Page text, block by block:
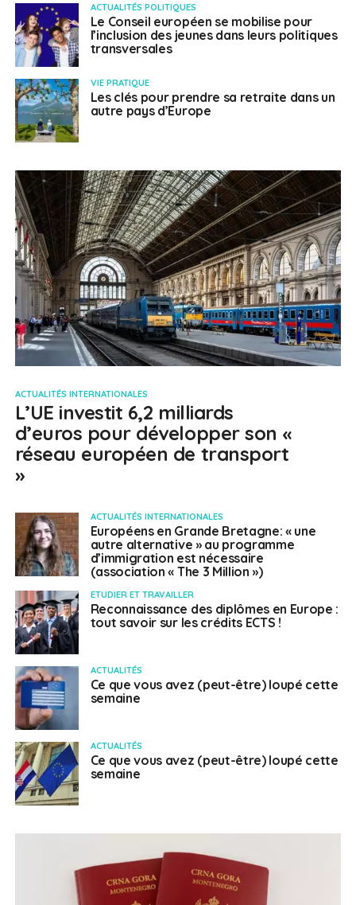
ACTUALITÉS POLITIQUES
Le Conseil européen se mobilise pour
l’inclusion des jeunes dans leurs politiques
transversales
VIE PRATIQUE
Les clés pour prendre sa retraite dans un
autre pays d’Europe
ACTUALITÉS INTERNATIONALES
L’UE investit 6,2 milliards
d’euros pour développer son «
réseau européen de transport
»
ACTUALITÉS INTERNATIONALES
Européens en Grande Bretagne: « une
autre alternative » au programme
d’immigration est nécessaire
(association « The 3 Million »)
ETUDIER ET TRAVAILLER
Reconnaissance des diplômes en Europe :
tout savoir sur les crédits ECTS !
ACTUALITÉS
Ce que vous avez (peut-être) loupé cette
semaine
ACTUALITÉS
Ce que vous avez (peut-être) loupé cette
semaine